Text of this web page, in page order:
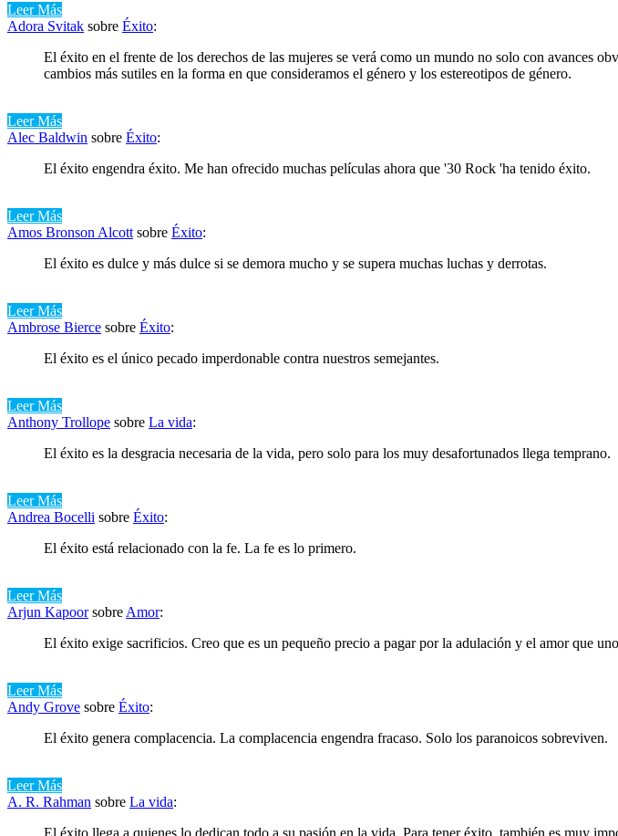
Leer Más
Adora Svitak sobre Éxito:
El éxito en el frente de los derechos de las mujeres se verá como un mundo no solo con avances
cambios más sutiles en la forma en que consideramos el género y los estereotipos de género.
Leer Más
Alec Baldwin sobre Éxito:
El éxito engendra éxito. Me han ofrecido muchas películas ahora que '30 Rock 'ha tenido éxito.
Leer Más
Amos Bronson Alcott sobre Éxito:
El éxito es dulce y más dulce si se demora mucho y se supera muchas luchas y derrotas.
Leer Más
Ambrose Bierce sobre Éxito:
El éxito es el único pecado imperdonable contra nuestros semejantes.
Leer Más
Anthony Trollope sobre La vida:
El éxito es la desgracia necesaria de la vida, pero solo para los muy desafortunados llega temprano.
Leer Más
Andrea Bocelli sobre Éxito:
El éxito está relacionado con la fe. La fe es lo primero.
Leer Más
Arjun Kapoorsobre Amor:
El éxito exige sacrificios. Creo que es un pequeño precio a pagar por la adulación y el amor que
Leer Más
Andy Grove sobre Éxito:
El éxito genera complacencia. La complacencia engendra fracaso. Solo los paranoicos sobreviven.
Leer Más
A. R. Rahman sobre La vida:
El éxito llega a quienes lo dedican todo a su pasión en la vida. Para tener éxito, también es muy